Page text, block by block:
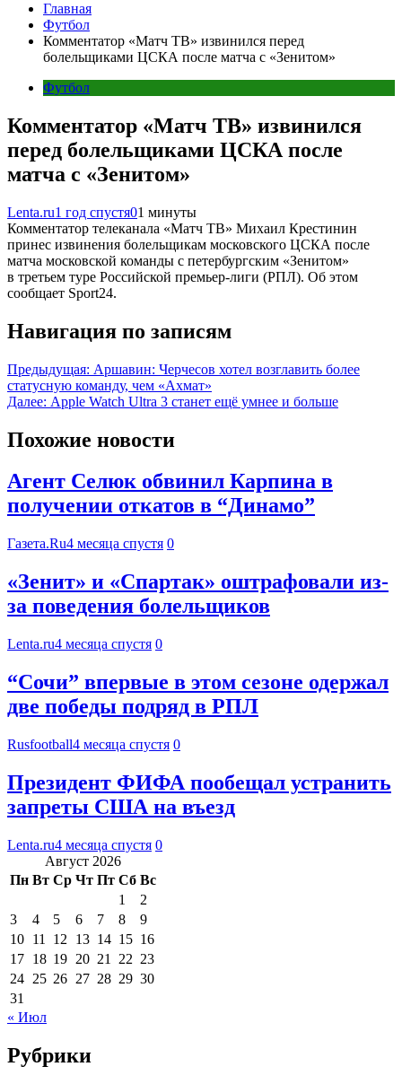
Главная
Футбол
Комментатор «Матч ТВ» извинился перед
болельщиками ЦСКА после матча с «Зенитом»
Футбол
Комментатор «Матч ТВ» извинился
перед болельщиками ЦСКА после
матча с «Зенитом»
Lenta.ru1 год спустя01 минуты
Комментатор телеканала «Матч ТВ» Михаил Крестинин
принес извинения болельщикам московского ЦСКА после
матча московской команды с петербургским «Зенитом»
в третьем туре Российской премьер-лиги (РПЛ). Об этом
сообщает Sport24.
Навигация по записям
Предыдущая: Аршавин: Черчесов хотел возглавить более
статусную команду, чем «Ахмат»
Далее: Apple Watch Ultra 3 станет ещё умнее и больше
Похожие новости
Агент Селюк обвинил Карпина в
получении откатов в “Динамо”
Газета.Ru4 месяца спустя 0
«Зенит» и «Спартак» оштрафовали из-
за поведения болельщиков
Lenta.ru4 месяца спустя 0
“Сочи” впервые в этом сезоне одержал
две победы подряд в РПЛ
Rusfootball4 месяца спустя 0
Президент ФИФА пообещал устранить
запреты США на въезд
Lenta.ru4 месяца спустя 0
Август 2026
Пн Вт Ср Чт Пт Сб Вс
1
2
3
4 5 6 7 8
9
10 11 12 13 14 15 16
17 18 19 20 21 22 23
24 25 26 27 28 29 30
31
« Июл
Рубрики